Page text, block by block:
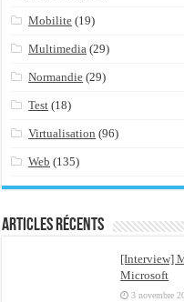
Mobilite (19)
Multimedia (29)
Normandie (29)
Test (18)
Virtualisation (96)
Web (135)
Articles récents
[Interview]
Microsoft
3 novembre